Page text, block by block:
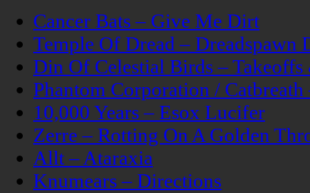
Cancer Bats – Give Me Dirt
Temple Of Dread – Dreadspawn
Din Of Celestial Birds –
Phantom Corporation /
10,000 Years – Esox Lucifer
Zerre – Rotting On A Golden
Allt – Ataraxia
Knumears – Directions